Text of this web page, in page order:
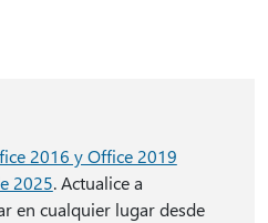
2016 y Office 2019
2025. Actualice a
en cualquier lugar desde